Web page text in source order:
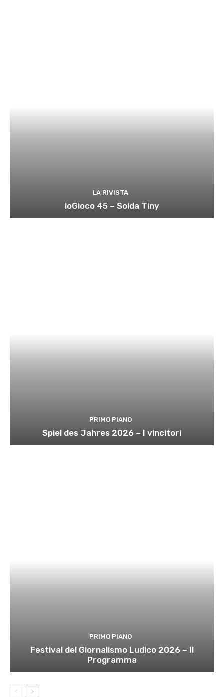
LA RIVISTA
ioGioco 45 – Solda Tiny
PRIMO PIANO
Spiel des Jahres 2026 – I vincitori
PRIMO PIANO
Festival del Giornalismo Ludico 2026 – Il
Programma